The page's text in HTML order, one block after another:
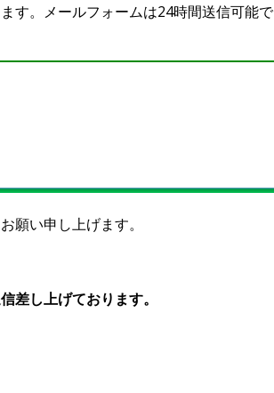
す。メールフォームは24時間送信可能で
願い申し上げます。
差し上げております。